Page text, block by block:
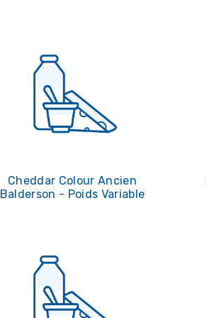
Cheddar Colour Ancien
Balderson - Poids Variable